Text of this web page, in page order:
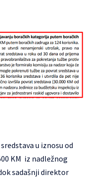
u iznosu od
KM iz nadležnog
sadašnji direktor